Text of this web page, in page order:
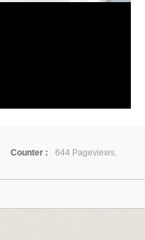
Counter :
644 Pageviews.